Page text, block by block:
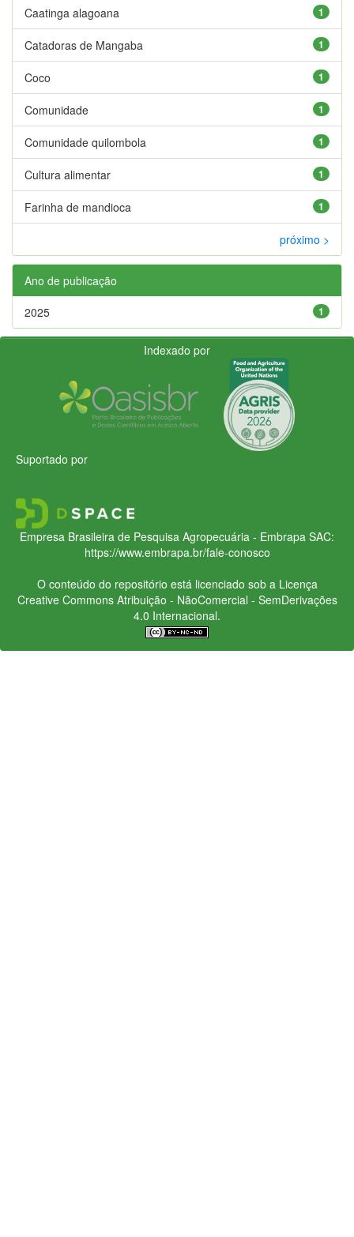
1
Caatinga alagoana
1
Catadoras de Mangaba
1
Coco
1
Comunidade
1
Comunidade quilombola
1
Cultura alimentar
1
Farinha de mandioca
próximo >
Ano de publicação
1
2025
Indexado por
Suportado por
Empresa Brasileira de Pesquisa Agropecuária - Embrapa SAC:
https://www.embrapa.br/fale-conosco
O conteúdo do repositório está licenciado sob a Licença
Creative CommonsAtribuição - NãoComercial - SemDerivações
4.0 Internacional.